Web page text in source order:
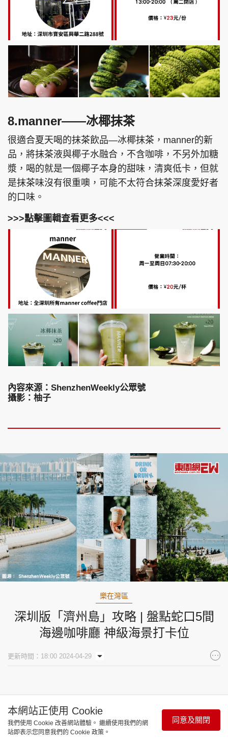
8.manner——冰椰抹茶
很適合夏天喝的抹茶飲品—冰椰抹茶，manner的新
品，將抹茶液與椰子水融合，不含咖啡，不另外加糖
漿，喝的就是一個椰子本身的甜味，清爽低卡，但就
是抹茶味沒有很重噢，可能不太符合抹茶深度愛好者
的口味。
>>>點擊圖輯查看更多<<<
內容來源：ShenzhenWeekly公眾號
攝影：柚子
樂在灣區
深圳版「濟州島」攻略 | 盤點蛇口5間
海邊咖啡廳 神級海景打卡位
更新時間：18:00 2024-04-29
深圳的海邊漫步打卡、歎歎咖啡亦是一個不錯的選
擇。東周食玩通推薦一塊寶藏絕美的看海聖地，它就
本網站正使用 Cookie
我們使用 Cookie 改善網站體驗。 繼續使用我們的網
站即表示您同意我們的 Cookie 政策。
同意及關閉